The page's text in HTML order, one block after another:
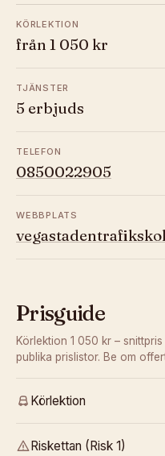
KÖRLEKTION
från 1 050 kr
TJÄNSTER
5 erbjuds
TELEFON
0850022905
WEBBPLATS
Prisguide
Körlektion 1 050 kr –
publika prislistor. Be om
Körlektion
Riskettan (Risk 1)